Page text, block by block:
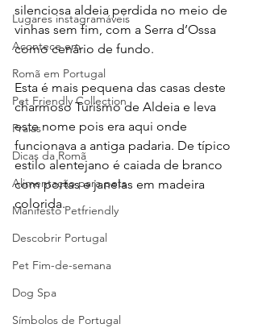
Lugares instagramáveis
Acontece em
Romã em Portugal
Pet Friendly Collection
Praias
Dicas da Romã
Alimentação para pets
Manifesto Petfriendly
Descobrir Portugal
Pet Fim-de-semana
Dog Spa
Símbolos de Portugal
silenciosa aldeia perdida no meio de
vinhas sem fim, com a Serra d’Ossa
como cenário de fundo.
Esta é mais pequena das casas deste
charmoso Turismo de Aldeia e leva
este nome pois era aqui onde
funcionava a antiga padaria. De típico
estilo alentejano é caiada de branco
com portas e janelas em madeira
colorida.